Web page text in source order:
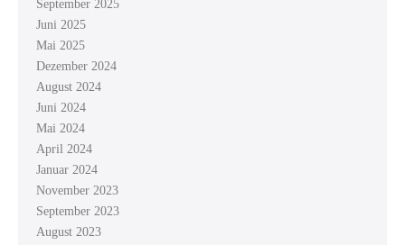
September 2025
Juni 2025
Mai 2025
Dezember 2024
August 2024
Juni 2024
Mai 2024
April 2024
Januar 2024
November 2023
September 2023
August 2023